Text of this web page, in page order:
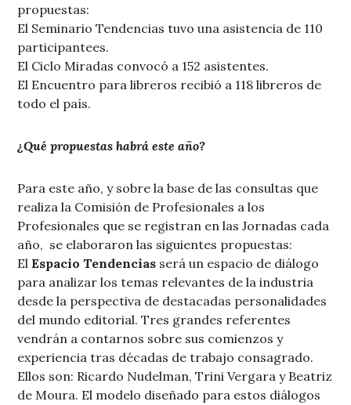
propuestas:
El Seminario Tendencias tuvo una asistencia de 110
participantees.
El Ciclo Miradas convocó a 152 asistentes.
El Encuentro para libreros recibió a 118 libreros de
todo el país.
¿Qué propuestas habrá este año?
Para este año, y sobre la base de las consultas que
realiza la Comisión de Profesionales a los
Profesionales que se registran en las Jornadas cada
año, se elaboraron las siguientes propuestas:
ElEspacio Tendencias será un espacio de diálogo
para analizar los temas relevantes de la industria
desde la perspectiva de destacadas personalidades
del mundo editorial. Tres grandes referentes
vendrán a contarnos sobre sus comienzos y
experiencia tras décadas de trabajo consagrado.
Ellos son: Ricardo Nudelman, Trini Vergara y Beatriz
de Moura. El modelo diseñado para estos diálogos